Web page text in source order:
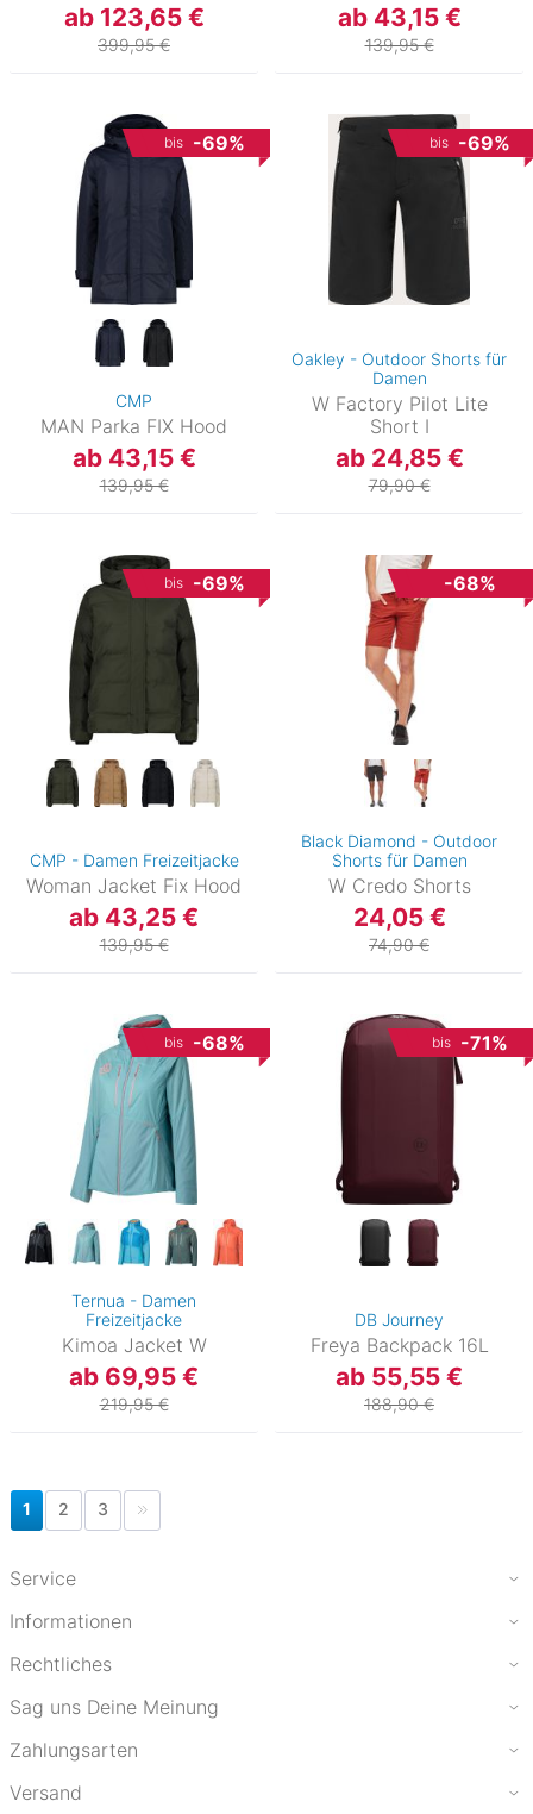
ab 123,65 €
399,95 €
ab 43,15 €
139,95 €
bis -69%
CMP
MAN Parka FIX Hood
ab 43,15 €
139,95 €
bis -69%
Oakley - Outdoor Shorts für
Damen
W Factory Pilot Lite
Short I
ab 24,85 €
79,90 €
bis -69%
CMP - Damen Freizeitjacke
Woman Jacket Fix Hood
ab 43,25 €
139,95 €
-68%
Black Diamond - Outdoor
Shorts für Damen
W Credo Shorts
24,05 €
74,90 €
bis -68%
Ternua - Damen
Freizeitjacke
Kimoa Jacket W
ab 69,95 €
219,95 €
bis -71%
DB Journey
Freya Backpack 16L
ab 55,55 €
188,90 €
1 2 3
Service
Informationen
Rechtliches
Sag uns Deine Meinung
Zahlungsarten
Versand